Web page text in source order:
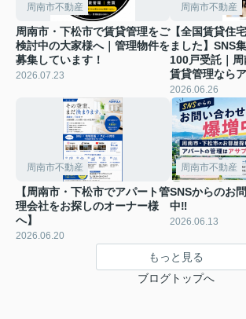
周南市不動産
周南市・下松市で賃貸管理をご
検討中の大家様へ｜管理物件を
募集しています！
2026.07.23
周南市不動産
【全国賃貸住
ました】SNS
100戸受託｜
賃貸管理なら
2026.06.26
周南市不動産
【周南市・下松市でアパート管
理会社をお探しのオーナー様
へ】
2026.06.20
周南市不動産
SNSからのお
中‼
2026.06.13
もっと見る
ブログトップへ